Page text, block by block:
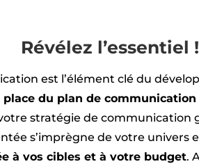
Révélez l’essentiel !
est l’élément clé du
du plan de communication
stratégie de communication
s’imprègne de votre univers
à vos cibles et à votre budget.